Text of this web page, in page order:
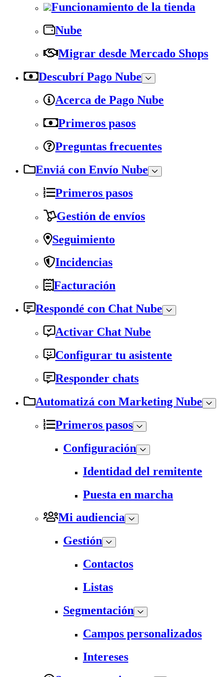
Funcionamiento de la tienda
Nube
Migrar desde Mercado Shops
Descubrí Pago Nube
Acerca de Pago Nube
Primeros pasos
Preguntas frecuentes
Enviá con Envío Nube
Primeros pasos
Gestión de envíos
Seguimiento
Incidencias
Facturación
Respondé con Chat Nube
Activar Chat Nube
Configurar tu asistente
Responder chats
Automatizá con Marketing Nube
Primeros pasos
Configuración
Identidad del remitente
Puesta en marcha
Mi audiencia
Gestión
Contactos
Listas
Segmentación
Campos personalizados
Intereses